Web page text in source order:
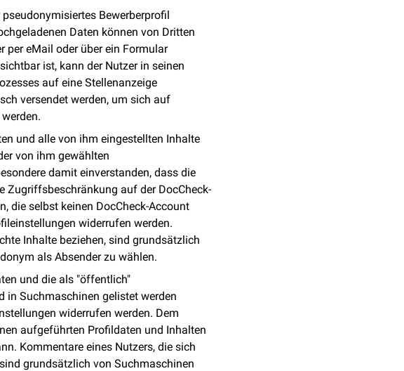
Bewerberprofil
Daten können von Dritten
per eMail oder über ein Formular
ist, kann der Nutzer in seinen
auf eine Stellenanzeige
versendet werden, um sich auf
und alle von ihm eingestellten Inhalte
von ihm gewählten
damit einverstanden, dass die
Zugriffsbeschränkung auf der DocCheck-
die selbst keinen DocCheck-Account
widerrufen werden.
Inhalte beziehen, sind grundsätzlich
als Absender zu wählen.
und die als "öffentlich"
in Suchmaschinen gelistet werden
widerrufen werden. Dem
aufgeführten Profildaten und Inhalten
Kommentare eines Nutzers, die sich
grundsätzlich von Suchmaschinen